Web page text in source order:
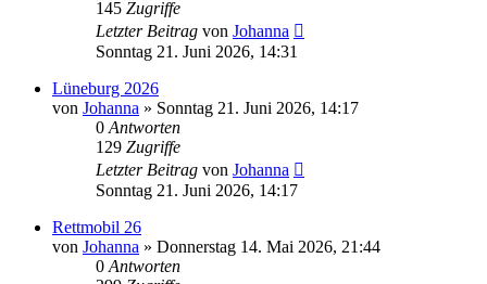
145 Zugriffe
Letzter Beitrag von Johanna
Sonntag 21. Juni 2026, 14:31
Lüneburg 2026
von Johanna » Sonntag 21. Juni 2026, 14:17
0 Antworten
129 Zugriffe
Letzter Beitrag von Johanna
Sonntag 21. Juni 2026, 14:17
Rettmobil 26
von Johanna » Donnerstag 14. Mai 2026, 21:44
0 Antworten